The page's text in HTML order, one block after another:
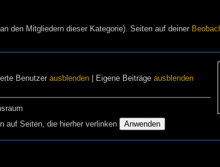
den Mitgliedern dieser Kategorie). Seiten auf deiner
Benutzerausblenden | Eigene Beiträgeausblenden
auf Seiten, die hierher verlinken